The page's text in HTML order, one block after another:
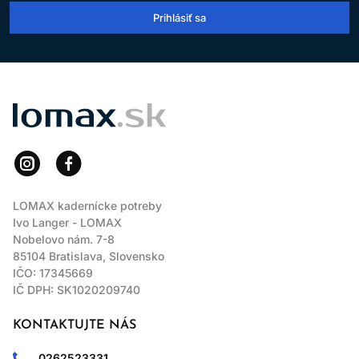
Výrobok je určený len naprofesionálne použitie v
kaderníckych salónoch.
alergických reakcií a zabezpečuje bezpečné používanie
výrobku.
Prihlásiť sa
LOMAX
LOMAX kadernícke potreby
Ivo Langer - LOMAX
Nobelovo nám. 7-8
85104 Bratislava, Slovensko
IČO: 17345669
IČ DPH: SK1020209740
KONTAKTUJTE NÁS